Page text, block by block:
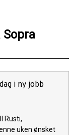
i ny jobb
Rusti,
uken ønsket